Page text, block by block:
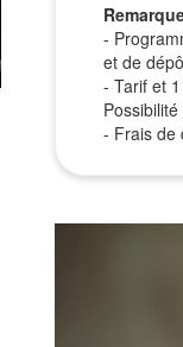
-
et de
- Tarif et
- Frais de